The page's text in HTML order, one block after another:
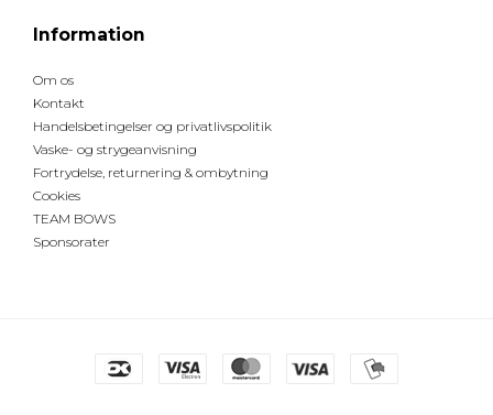
Information
Om os
Kontakt
Handelsbetingelser og privatlivspolitik
Vaske- og strygeanvisning
Fortrydelse, returnering & ombytning
Cookies
TEAM BOWS
Sponsorater